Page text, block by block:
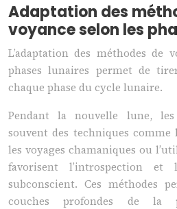
Adaptation des
voyance selon les
L’adaptation des méthodes de
phases lunaires permet de
chaque phase du cycle lunaire.
Pendant la nouvelle lune,
souvent des techniques comme
les voyages chamaniques ou
favorisent l’introspection
subconscient. Ces méthodes
couches profondes de la